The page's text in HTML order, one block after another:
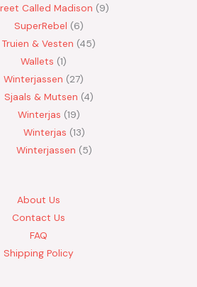
Called Madison 9
SuperRebel
6
Truien & Vesten 45
Wallets 1
Winterjassen
27
Sjaals & Mutsen 4
Winterjas 19
Winterjas 13
Winterjassen
5
About Us
Contact Us
FAQ
Shipping Policy